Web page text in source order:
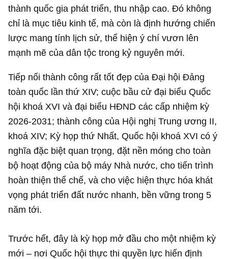
thành quốc gia phát triển, thu nhập cao. Đó không
chỉ là mục tiêu kinh tế, mà còn là định hướng chiến
lược mang tính lịch sử, thể hiện ý chí vươn lên
mạnh mẽ của dân tộc trong kỷ nguyên mới.
Tiếp nối thành công rất tốt đẹp của Đại hội Đảng
toàn quốc lần thứ XIV; cuộc bầu cử đại biểu Quốc
hội khoá XVI và đại biểu HĐND các cấp nhiệm kỳ
2026-2031; thành công của Hội nghị Trung ương II,
khoá XIV; Kỳ họp thứ Nhất, Quốc hội khoá XVI có ý
nghĩa đặc biệt quan trọng, đặt nền móng cho toàn
bộ hoạt động của bộ máy Nhà nước, cho tiến trình
hoàn thiện thể chế, và cho việc hiện thực hóa khát
vọng phát triển đất nước nhanh, bền vững trong 5
năm tới.
Trước hết, đây là kỳ họp mở đầu cho một nhiệm kỳ
mới – nơi Quốc hội thực thi quyền lực hiến định